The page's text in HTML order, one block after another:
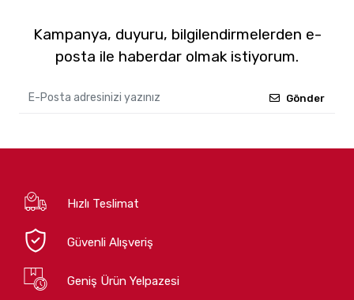
Kampanya, duyuru, bilgilendirmelerden e-
posta ile haberdar olmak istiyorum.
Gönder
Hızlı Teslimat
Güvenli Alışveriş
Geniş Ürün Yelpazesi